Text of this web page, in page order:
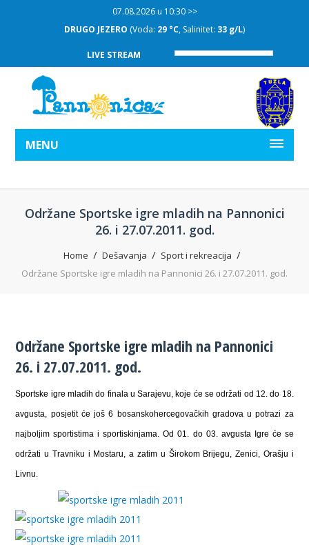
07.08.2026 u 10:30 >>
DRUGO JEZERO (Voda: 29 °C, Salinitet: 33 g/L)
LIVE STREAM
MENU
Održane Sportske igre mladih na Pannonici
26. i 27.07.2011. god.
Home Dešavanja
Sport i rekreacija
Održane Sportske igre mladih na Pannonici 26. i 27.07.2011. god.
Održane Sportske igre mladih na Pannonici
26. i 27.07.2011. god.
Sportske igre mladih do finala u Sarajevu, koje će se održati od 12. do 18.
avgusta, posjetit će još 6 bosanskohercegovačkih gradova u potrazi za
najboljim sportistima i sportiskinjama. Od 01. do 03. avgusta Igre će se
održati u Travniku i Mostaru, a zatim u Širokom Brijegu, Zenici, Orašju i
Livnu.